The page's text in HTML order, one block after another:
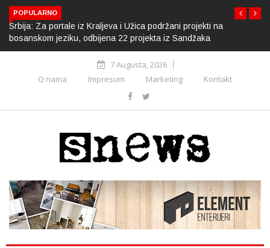
POPULARNO
Srbija: Za portale iz Kraljeva i Užica podržani projekti na
bosanskom jeziku, odbijena 22 projekta iz Sandžaka
7 Augusta, 2026
O nama
Impresum Marketing Kontakt